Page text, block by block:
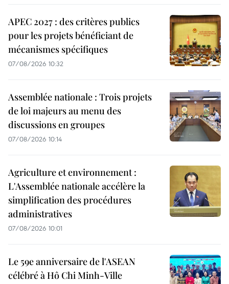
APEC 2027 : des critères publics
pour les projets bénéficiant de
mécanismes spécifiques
07/08/2026 10:32
Assemblée nationale : Trois projets
de loi majeurs au menu des
discussions en groupes
07/08/2026 10:14
Agriculture et environnement :
L'Assemblée nationale accélère la
simplification des procédures
administratives
07/08/2026 10:01
Le 59e anniversaire de l'ASEAN
célébré à Hô Chi Minh-Ville